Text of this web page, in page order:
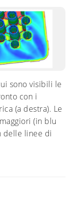
sono visibili le
con i
(a destra). Le
(in blu
delle linee di